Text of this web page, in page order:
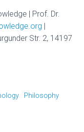
| Prof. Dr.
|
Str. 2, 14197
Philosophy